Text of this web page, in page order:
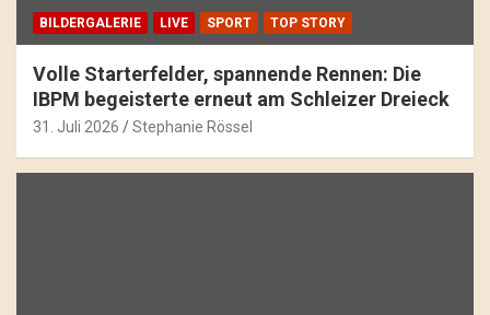
BILDERGALERIE LIVE SPORT TOP STORY
Volle Starterfelder, spannende Rennen: Die
IBPM begeisterte erneut am Schleizer Dreieck
31. Juli 2026 Stephanie Rössel